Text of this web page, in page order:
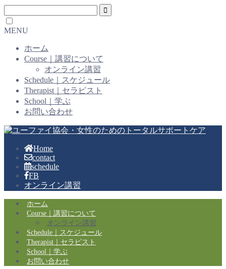
MENU
ホーム
Course｜講習について
オンライン講習
Schedule｜スケジュール
Therapist｜セラピスト
School｜学ぶ
お問い合わせ
Home
contact
schedule
FB
オンライン講習
ホーム
Course｜講習について
オンライン講習
Schedule｜スケジュール
Therapist｜セラピスト
School｜学ぶ
お問い合わせ